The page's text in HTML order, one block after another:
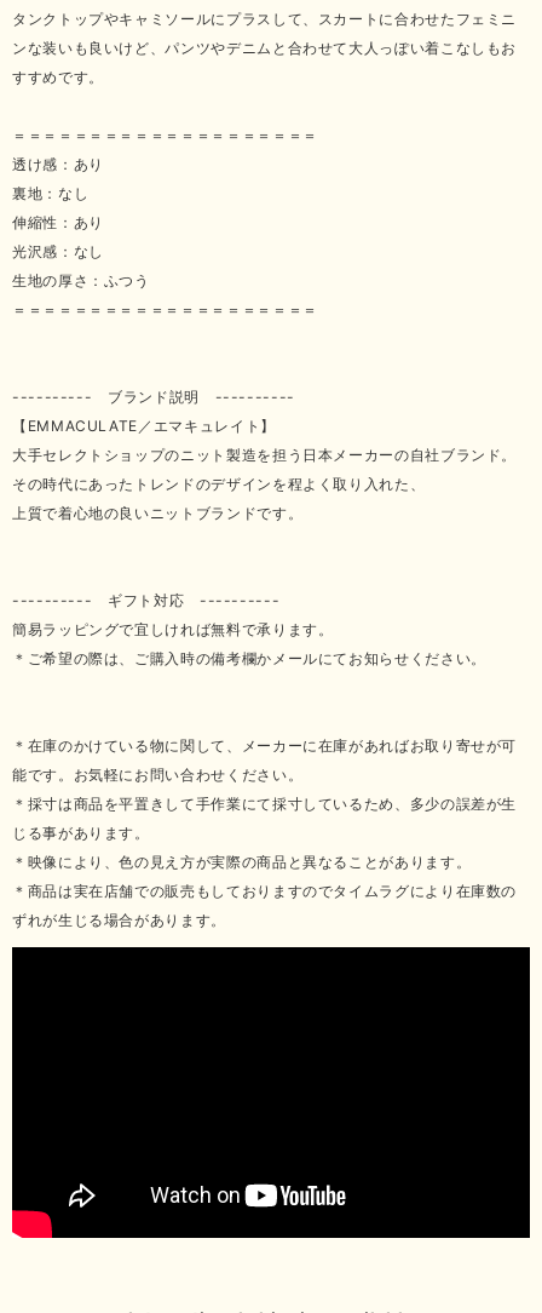
タンクトップやキャミソールにプラスして、スカートに合わせたフェミニ
ンな装いも良いけど、パンツやデニムと合わせて大人っぽい着こなしもお
すすめです。
＝＝＝＝＝＝＝＝＝＝＝＝＝＝＝＝＝＝＝＝
透け感：あり
裏地：なし
伸縮性：あり
光沢感：なし
生地の厚さ：ふつう
＝＝＝＝＝＝＝＝＝＝＝＝＝＝＝＝＝＝＝＝
---------- ブランド説明 ----------
【EMMACULATE／エマキュレイト】
大手セレクトショップのニット製造を担う日本メーカーの自社ブランド。
その時代にあったトレンドのデザインを程よく取り入れた、
上質で着心地の良いニットブランドです。
---------- ギフト対応 ----------
簡易ラッピングで宜しければ無料で承ります。
＊ご希望の際は、ご購入時の備考欄かメールにてお知らせください。
＊在庫のかけている物に関して、メーカーに在庫があればお取り寄せが可
能です。お気軽にお問い合わせください。
＊採寸は商品を平置きして手作業にて採寸しているため、多少の誤差が生
じる事があります。
＊映像により、色の見え方が実際の商品と異なることがあります。
＊商品は実在店舗での販売もしておりますのでタイムラグにより在庫数の
ずれが生じる場合があります。